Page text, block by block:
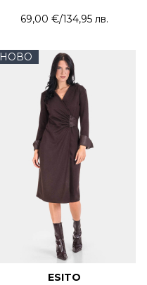
69,00 €/134,95 лв.
НОВО
ESITO